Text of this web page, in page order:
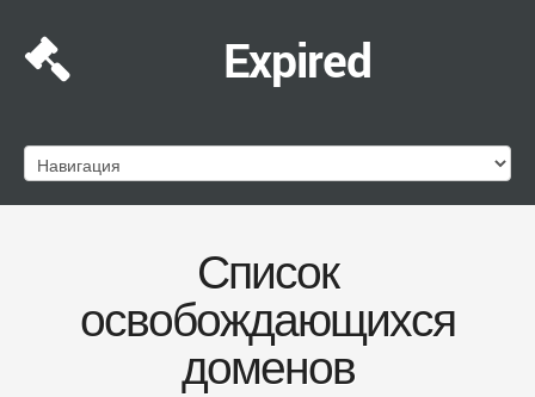
Expired
Список
освобождающихся
доменов